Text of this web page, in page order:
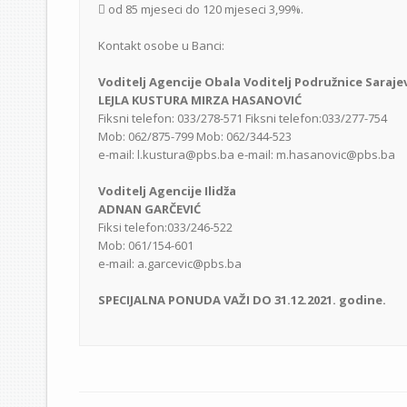
 od 85 mjeseci do 120 mjeseci 3,99%.
Kontakt osobe u Banci:
Voditelj Agencije Obala Voditelj Podružnice
LEJLA KUSTURA MIRZA HASANOVIĆ
Fiksni telefon: 033/278-571 Fiksni telefon:033/277-754
Mob: 062/875-799 Mob: 062/344-523
e-mail: l.kustura@pbs.ba e-mail: m.hasanovic@pbs.ba
Voditelj Agencije Ilidža
ADNAN GARČEVIĆ
Fiksi telefon:033/246-522
Mob: 061/154-601
e-mail: a.garcevic@pbs.ba
SPECIJALNA PONUDA VAŽI DO 31.12.2021. godine.